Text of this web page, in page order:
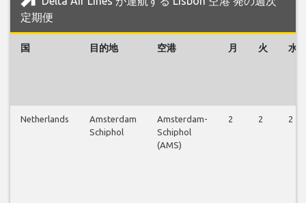
定期便
国 目的地 空港 月 火 水
Netherlands
Amsterdam
Schiphol
Amsterdam-
Schiphol
(AMS)
2 2 2